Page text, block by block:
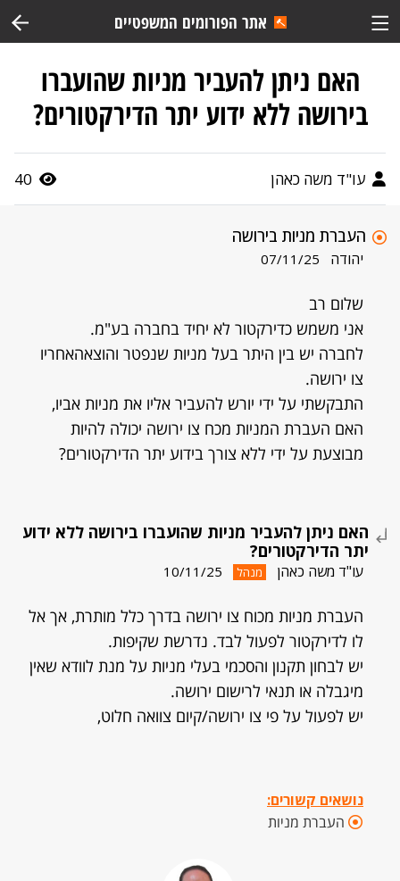
אתר הפורומים המשפטיים
האם ניתן להעביר מניות שהועברו
בירושה ללא ידוע יתר הדירקטורים?
עו"ד משה כאהן 40
העברת מניות בירושה
יהודה 07/11/25
שלום רב
אני משמש כדירקטור לא יחיד בחברה בע"מ.
לחברה יש בין היתר בעל מניות שנפטר והוצאהאחריו
צו ירושה.
התבקשתי על ידי יורש להעביר אליו את מניות אביו,
האם העברת המניות מכח צו ירושה יכולה להיות
מבוצעת על ידי ללא צורך בידוע יתר הדירקטורים?
האם ניתן להעביר מניות שהועברו בירושה ללא ידוע
יתר הדירקטורים?
עו"ד משה כאהן מנהל 10/11/25
העברת מניות מכוח צו ירושה בדרך כלל מותרת, אך אל
לו לדירקטור לפעול לבד. נדרשת שקיפות.
יש לבחון תקנון והסכמי בעלי מניות על מנת לוודא שאין
מיגבלה או תנאי לרישום ירושה.
יש לפעול על פי צו ירושה/קיום צוואה חלוט,
נושאים קשורים:
העברת מניות